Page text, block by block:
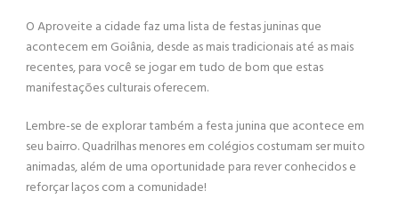
O Aproveite a cidade faz uma lista de festas juninas que
acontecem em Goiânia, desde as mais tradicionais até as mais
recentes, para você se jogar em tudo de bom que estas
manifestações culturais oferecem.
Lembre-se de explorar também a festa junina que acontece em
seu bairro. Quadrilhas menores em colégios costumam ser muito
animadas, além de uma oportunidade para rever conhecidos e
reforçar laços com a comunidade!